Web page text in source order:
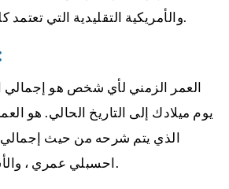
والأمريكية التقليدية التي تعتمد كليًا على تاريخ ميلادك.
العمر الزمني لأي شخص هو
يوم ميلادك إلى التاريخ الحالي. هو
الذي يتم شرحه من حيث
احسبلي عمري ، والأشهر والأيام الماضية.